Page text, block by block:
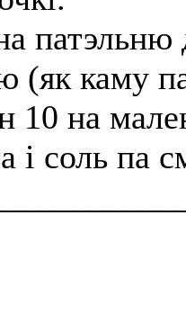
патэльню
(як каму
10 на
і соль па